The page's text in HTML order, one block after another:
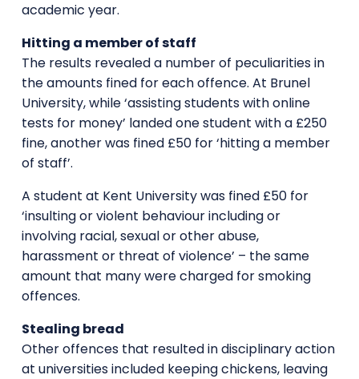
academic year.
Hitting a member of staff
The results revealed a number of peculiarities in
the amounts fined for each offence. At Brunel
University, while ‘assisting students with online
tests for money’ landed one student with a £250
fine, another was fined £50 for ‘hitting a member
of staff’.
A student at Kent University was fined £50 for
‘insulting or violent behaviour including or
involving racial, sexual or other abuse,
harassment or threat of violence’ – the same
amount that many were charged for smoking
offences.
Stealing bread
Other offences that resulted in disciplinary action
at universities included keeping chickens, leaving